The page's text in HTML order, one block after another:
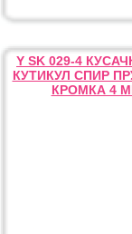
Y SK 029-4
КУТИКУЛ СПИР
КРОМКА 4